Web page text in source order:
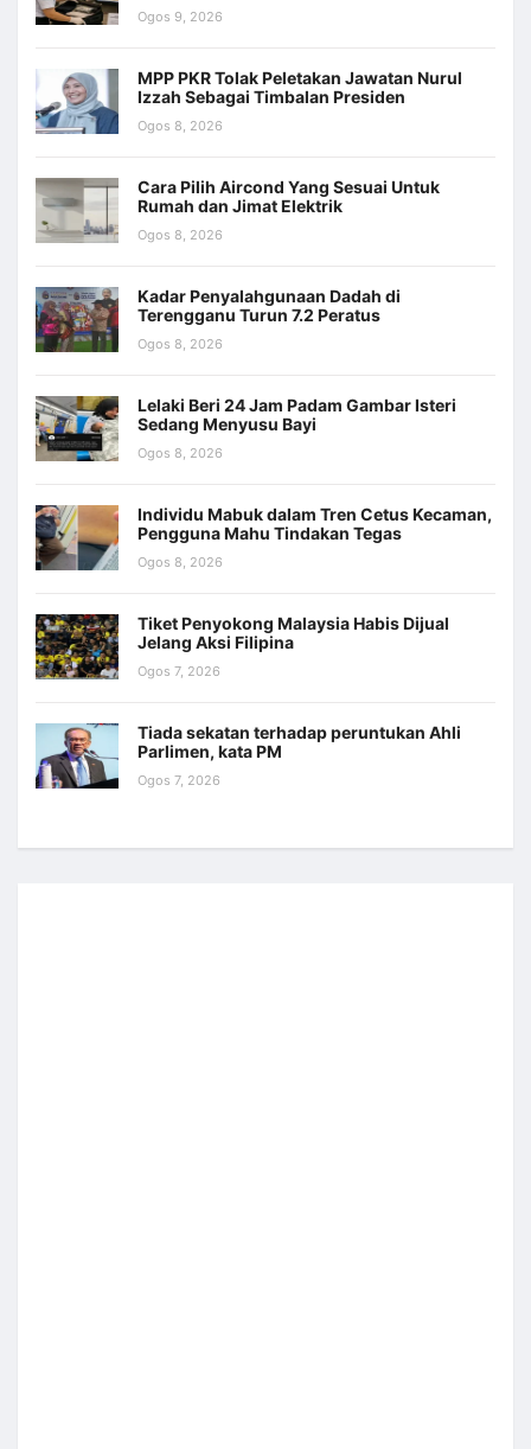
Ogos 9, 2026
MPP PKR Tolak Peletakan Jawatan Nurul
Izzah Sebagai Timbalan Presiden
Ogos 8, 2026
Cara Pilih Aircond Yang Sesuai Untuk
Rumah dan Jimat Elektrik
Ogos 8, 2026
Kadar Penyalahgunaan Dadah di
Terengganu Turun 7.2 Peratus
Ogos 8, 2026
Lelaki Beri 24 Jam Padam Gambar Isteri
Sedang Menyusu Bayi
Ogos 8, 2026
Individu Mabuk dalam Tren Cetus Kecaman,
Pengguna Mahu Tindakan Tegas
Ogos 8, 2026
Tiket Penyokong Malaysia Habis Dijual
Jelang Aksi Filipina
Ogos 7, 2026
Tiada sekatan terhadap peruntukan Ahli
Parlimen, kata PM
Ogos 7, 2026